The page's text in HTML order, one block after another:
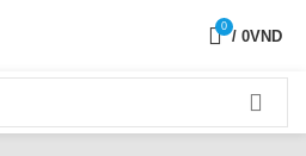
0
/ 0VND